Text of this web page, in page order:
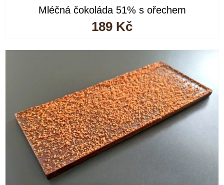
Mléčná čokoláda 51% s ořechem
189 Kč